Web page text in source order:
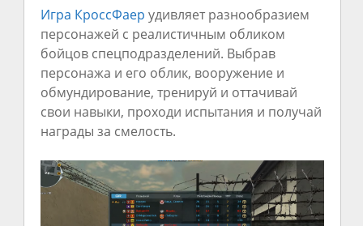
Игра КроссФаер удивляет разнообразием
персонажей с реалистичным обликом
бойцов спецподразделений. Выбрав
персонажа и его облик, вооружение и
обмундирование, тренируй и оттачивай
свои навыки, проходи испытания и получай
награды за смелость.